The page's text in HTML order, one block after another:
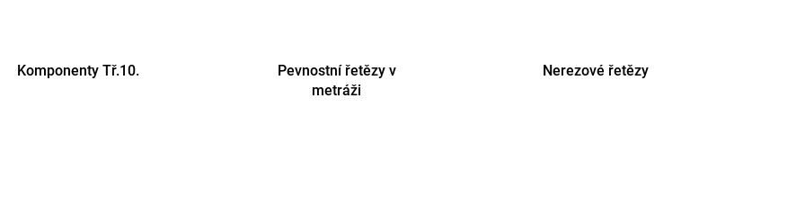
Komponenty Tř.10.
Pevnostní řetězy v
metráži
Nerezové řetězy